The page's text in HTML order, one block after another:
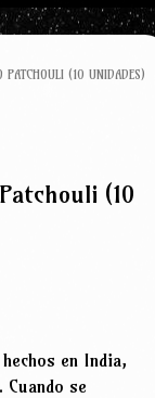
PATCHOULI (10 UNIDADES)
(10
en India,
se